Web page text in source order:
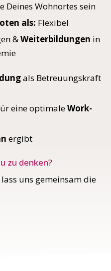
Deines Wohnortes sein
als: Flexibel
&Weiterbildungen in
als Betreuungskraft
eine optimaleWork-
ergibt
zu denken?
uns gemeinsam die